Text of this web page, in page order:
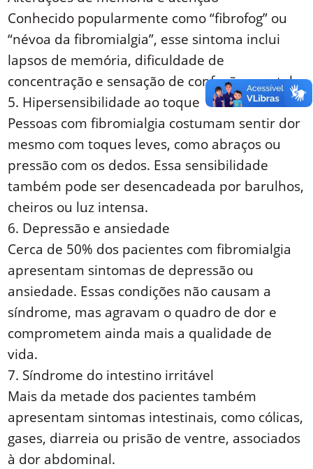
Conhecido popularmente como “fibrofog” ou
“névoa da fibromialgia”, esse sintoma inclui
lapsos de memória, dificuldade de
concentração e sensação de confusão mental.
5. Hipersensibilidade ao toque
Pessoas com fibromialgia costumam sentir dor
mesmo com toques leves, como abraços ou
pressão com os dedos. Essa sensibilidade
também pode ser desencadeada por barulhos,
cheiros ou luz intensa.
6. Depressão e ansiedade
Cerca de 50% dos pacientes com fibromialgia
apresentam sintomas de depressão ou
ansiedade. Essas condições não causam a
síndrome, mas agravam o quadro de dor e
comprometem ainda mais a qualidade de
vida.
7. Síndrome do intestino irritável
Mais da metade dos pacientes também
apresentam sintomas intestinais, como cólicas,
gases, diarreia ou prisão de ventre, associados
à dor abdominal.